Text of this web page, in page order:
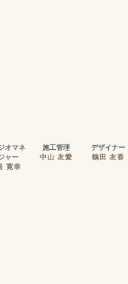
オマネ
ャー
寛幸
施工管理
中山 友愛
デザイナー
鶴田 友香